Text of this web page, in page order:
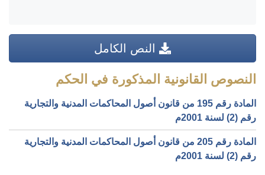
النص الكامل
النصوص القانونية المذكورة في الحكم
المادة رقم 195 من قانون أصول المحاكمات المدنية والتجارية
رقم (2) لسنة 2001م
المادة رقم 205 من قانون أصول المحاكمات المدنية والتجارية
رقم (2) لسنة 2001م